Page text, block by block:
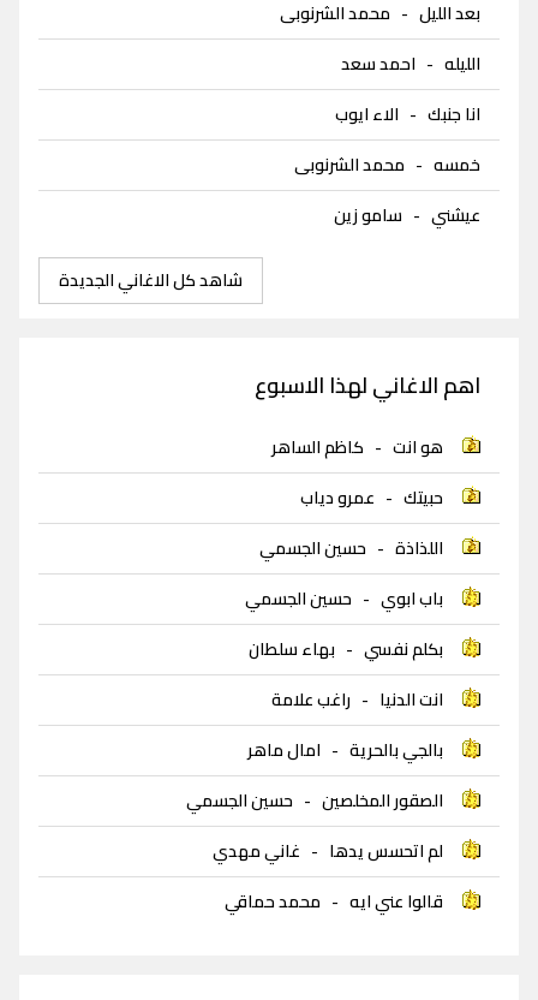
بعد الليل - محمد الشرنوبى
الليله - احمد سعد
انا جنبك - الاء ايوب
خمسه - محمد الشرنوبى
عيشني - سامو زين
شاهد كل الاغاني الجديدة
اهم الاغاني لهذا الاسبوع
هو انت - كاظم الساهر
حبيتك - عمرو دياب
اللذاذة - حسين الجسمي
باب ابوي - حسين الجسمي
بكلم نفسي - بهاء سلطان
انت الدنيا - راغب علامة
بالجي بالحرية - امال ماهر
الصقور المخلصين - حسين الجسمي
لم اتحسس يدها - غاني مهدي
قالوا عني ايه - محمد حماقي